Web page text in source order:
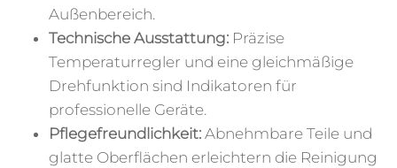
Außenbereich.
Technische Ausstattung: Präzise
Temperaturregler und eine gleichmäßige
Drehfunktion sind Indikatoren für
professionelle Geräte.
Pflegefreundlichkeit: Abnehmbare Teile und
glatte Oberflächen erleichtern die Reinigung